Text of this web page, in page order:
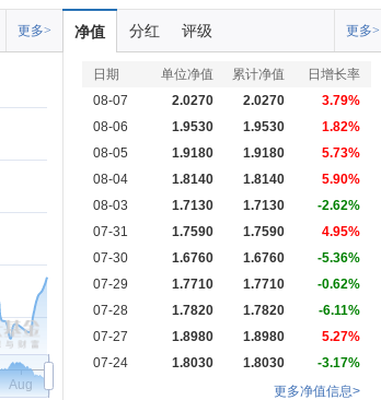
更多>
Aug
净值 分红 评级 更多>
日期 单位净值 累计净值
日增长率
08-07
2.0270 2.0270
3.79%
08-06
1.9530 1.9530
1.82%
08-05
1.9180 1.9180
5.73%
08-04
1.8140 1.8140
5.90%
08-03
1.7130 1.7130
-2.62%
07-31
1.7590 1.7590
4.95%
07-30
1.6760 1.6760
-5.36%
07-29
1.7710 1.7710
-0.62%
07-28
1.7820 1.7820
-6.11%
07-27
1.8980 1.8980
5.27%
07-24
1.8030 1.8030
-3.17%
更多净值信息>